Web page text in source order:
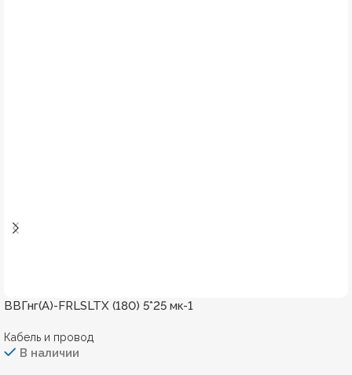
ВВГнг(А)-FRLSLTХ (180) 5*25 мк-1
Кабель и провод
В наличии